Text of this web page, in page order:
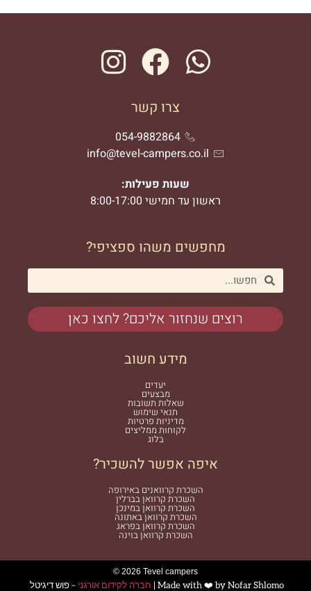
צרו קשר
054-9882864
info@tevel-campers.co.il
שעות פעילות:
ראשון עד חמישי 8:00-17:00
מחפשים משהו ספציפי?
רוצים שנחזור אליכם? לחצו כאן
מידע חשוב
יעדים
מבצעים
שאלות תשובות
תנאי שימוש
מדיניות פרטיות
לקוחות ממליצים
בלוג
איפה אפשר להשכיר?
השכרת קרוואנים באירופה
השכרת קרוואן בברלין
השכרת קרוואן במינכן
השכרת קרוואן באתונה
השכרת קרוואן בפראג
השכרת קרוואן בוינה
© 2026 Tevel campers
Made with ❤️ by Nofar Shlomo | חברה לקידום אורגני – פוש דיגיטל